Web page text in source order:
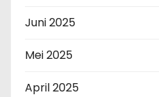
Juni 2025
Mei 2025
April 2025